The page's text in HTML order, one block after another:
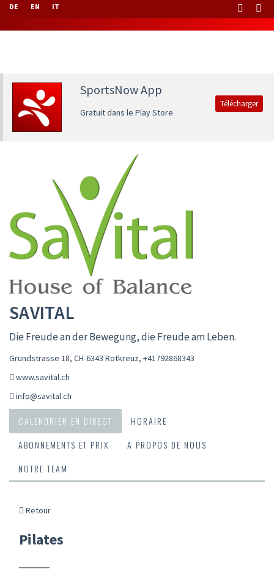
DE EN IT
SportsNow App
Gratuit dans le Play Store
Télécharger
SAVITAL
Die Freude an der Bewegung, die Freude am Leben.
Grundstrasse 18, CH-6343 Rotkreuz, +41792868343
www.savital.ch
info@savital.ch
CALENDRIER EN DIRECT
HORAIRE
ABONNEMENTS ET PRIX
A PROPOS DE NOUS
NOTRE TEAM
Retour
Pilates